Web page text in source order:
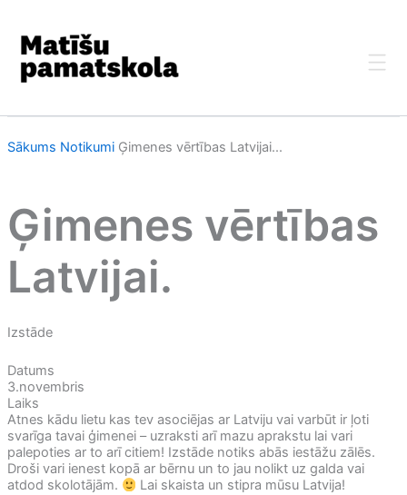
content
Sākums Notikumi Ģimenes vērtības Latvijai...
Ģimenes vērtības
Latvijai.
Izstāde
Datums
3.novembris
Laiks
Atnes kādu lietu kas tev asociējas ar Latviju vai varbūt ir ļoti
svarīga tavai ģimenei – uzraksti arī mazu aprakstu lai vari
palepoties ar to arī citiem! Izstāde notiks abās iestāžu zālēs.
Droši vari ienest kopā ar bērnu un to jau nolikt uz galda vai
atdod skolotājām.
Lai skaista un stipra mūsu Latvija!